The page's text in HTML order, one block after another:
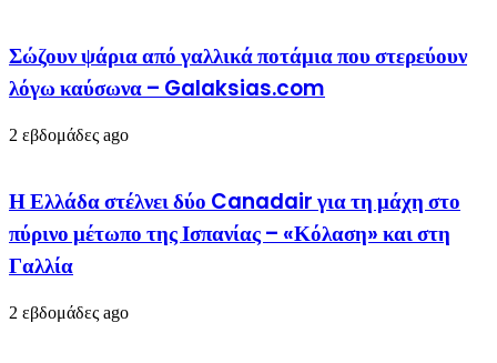
Σώζουν ψάρια από γαλλικά ποτάμια που στερεύουν
λόγω καύσωνα – Galaksias.com
2 εβδομάδες ago
Η Ελλάδα στέλνει δύο Canadair για τη μάχη στο
πύρινο μέτωπο της Ισπανίας – «Κόλαση» και στη
Γαλλία
2 εβδομάδες ago